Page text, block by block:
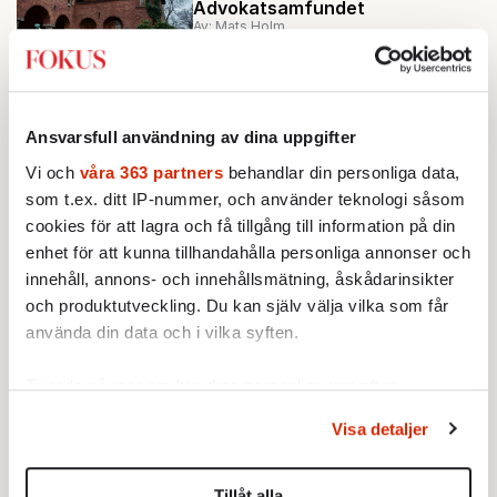
Ansvarsfull användning av dina uppgifter
Vi och våra 363 partners behandlar din personliga data,
som t.ex. ditt IP-nummer, och använder teknologi såsom
cookies för att lagra och få tillgång till information på din
enhet för att kunna tillhandahålla personliga annonser och
innehåll, annons- och innehållsmätning, åskådarinsikter
och produktutveckling. Du kan själv välja vilka som får
använda din data och i vilka syften.
Ta reda på mer om hur dina personliga uppgifter
Du kan ändra eller dra tillbaka ditt samtycke när som
helst från cookie-förklaringen.
Visa detaljer
Advokatsamfundet
Av: Mats Holm
Mest lästa
Av: Gustaf Lewander